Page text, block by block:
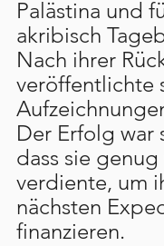
Palästina und
akribisch
Nach ihrer
veröffentlichte
Der Erfolg war
dass sie
verdiente, um
nächsten
finanzieren.